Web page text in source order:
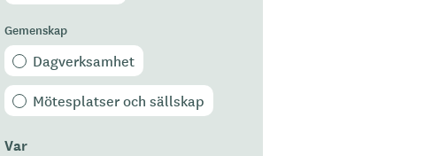
Gemenskap
Dagverksamhet
Mötesplatser och sällskap
Var